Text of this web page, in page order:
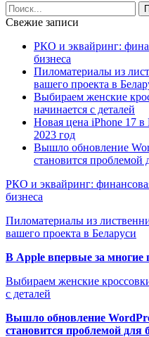
Свежие записи
РКО и эквайринг:
бизнеса
Пиломатериалы из
вашего проекта в
Выбираем женские
начинается с деталей
Новая цена iPhone 17
2023 год
Вышло обновление
становится проблемой
РКО и эквайринг:
бизнеса
Пиломатериалы из
вашего проекта в Беларуси
В Apple впервые за многие
Выбираем женские
с деталей
Вышло обновление
становится проблемой для